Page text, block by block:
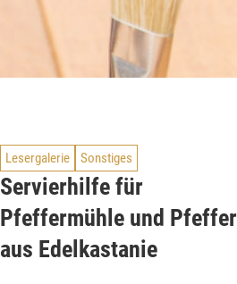
Lesergalerie Sonstiges
Servierhilfe für
Pfeffermühle und Pfeffer
aus Edelkastanie